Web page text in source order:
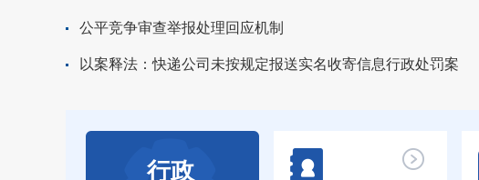
公平竞争审查举报处理回应机制
以案释法：快递公司未按规定报送实名收寄信息行政处罚案
行政